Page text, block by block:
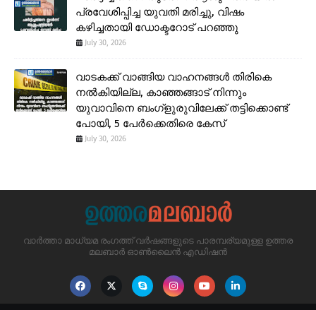
പ്രവേശിപ്പിച്ച യുവതി മരിച്ചു, വിഷം
കഴിച്ചതായി ഡോക്ടറോട് പറഞ്ഞു
July 30, 2026
വാടകക്ക് വാങ്ങിയ വാഹനങ്ങൾ തിരികെ
നൽകിയില്ല, കാഞ്ഞങ്ങാട് നിന്നും
യുവാവിനെ ബംഗ്ളുരുവിലേക്ക് തട്ടിക്കൊണ്ട്
പോയി, 5 പേർക്കെതിരെ കേസ്
July 30, 2026
വാർത്താ മാധ്യമ രംഗത്ത് വർഷങ്ങളുടെ പാരമ്പര്യമുള്ള ഉത്തര
മലബാർ ഓൺലൈൻ എഡിഷൻ